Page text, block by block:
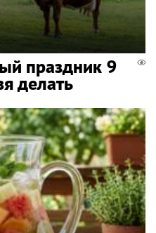
праздник 9
делать